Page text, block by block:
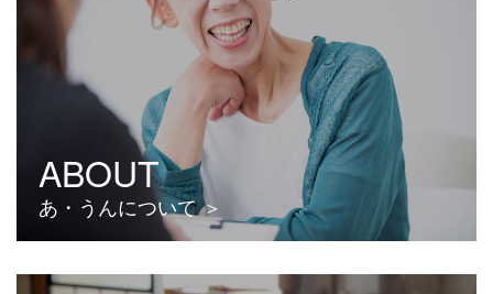
ABOUT
あ・うんについて